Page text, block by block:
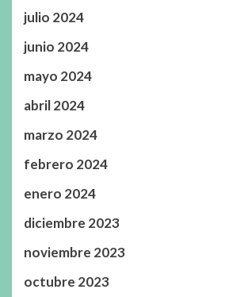
julio 2024
junio 2024
mayo 2024
abril 2024
marzo 2024
febrero 2024
enero 2024
diciembre 2023
noviembre 2023
octubre 2023